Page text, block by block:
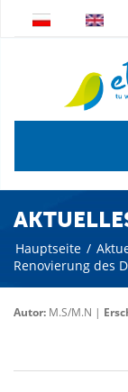
Hauptseite /
Renovierung des
Autor: M.S/M.N |